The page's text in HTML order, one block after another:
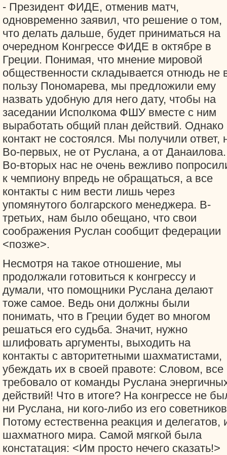
- Президент ФИДЕ, отменив матч,
одновременно заявил, что решение о том,
что делать дальше, будет приниматься на
очередном Конгрессе ФИДЕ в октябре в
Греции. Понимая, что мнение мировой
общественности складывается отнюдь не
пользу Пономарева, мы предложили ему
назвать удобную для него дату, чтобы на
заседании Исполкома ФШУ вместе с ним
выработать общий план действий. Однако
контакт не состоялся. Мы получили ответ,
Во-первых, не от Руслана, а от Данаилова.
Во-вторых нас не очень вежливо
к чемпиону впредь не обращаться, а все
контакты с ним вести лишь через
упомянутого болгарского менеджера. В-
третьих, нам было обещано, что свои
соображения Руслан сообщит федерации
<позже>.
Несмотря на такое отношение, мы
продолжали готовиться к конгрессу и
думали, что помощники Руслана делают
тоже самое. Ведь они должны были
понимать, что в Греции будет во многом
решаться его судьба. Значит, нужно
шлифовать аргументы, выходить на
контакты с авторитетными шахматистами,
убеждать их в своей правоте: Словом, все
требовало от команды Руслана
действий! Что в итоге? На конгрессе не
ни Руслана, ни кого-либо из его
Потому естественна реакция и делегатов,
шахматного мира. Самой мягкой была
констатация: <Им просто нечего сказать!>